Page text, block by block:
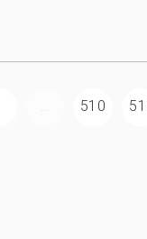
... 510